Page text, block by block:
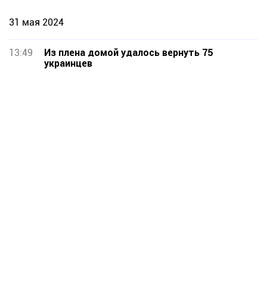
31 мая 2024
13:49
Из плена домой удалось вернуть 75
украинцев